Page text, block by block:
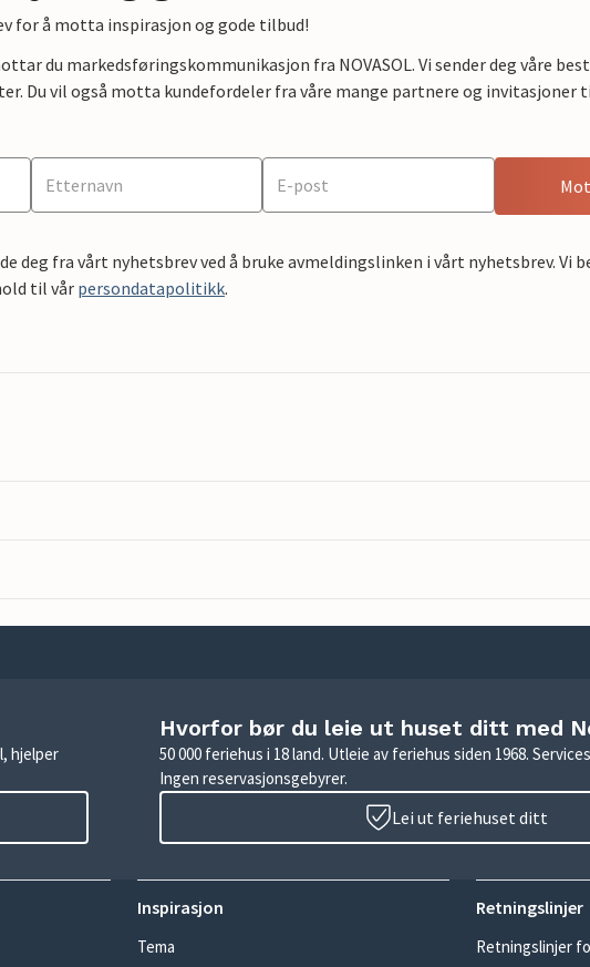
for å motta inspirasjon og gode tilbud!
du markedsføringskommunikasjon fra NOVASOL. Vi sender deg våre
Du vil også motta kundefordeler fra våre mange partnere og invitasjoner
deg fra vårt nyhetsbrev ved å bruke avmeldingslinken i vårt nyhetsbrev. Vi
til vårpersondatapolitikk.
hjelper
Hvorfor bør du leie ut huset ditt med
50 000 feriehus i 18 land. Utleie av feriehus siden 1968.
Ingen reservasjonsgebyrer.
Lei ut feriehuset ditt
Inspirasjon
Tema
Retningslinjer
Retningslinjer